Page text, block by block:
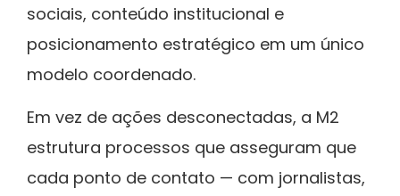
sociais, conteúdo institucional e
posicionamento estratégico em um único
modelo coordenado.
Em vez de ações desconectadas, a M2
estrutura processos que asseguram que
cada ponto de contato — com jornalistas,